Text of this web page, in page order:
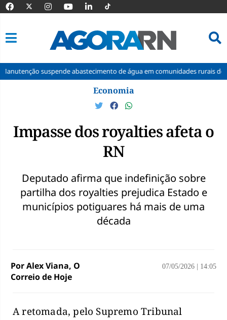
abastecimento de água em comunidades rurais de Macaíba
Economia
Impasse dos royalties afeta o
RN
Deputado afirma que indefinição sobre
partilha dos royalties prejudica Estado e
municípios potiguares há mais de uma
década
Por Alex Viana, O
Correio de Hoje
07/05/2026 14:05
A retomada, pelo Supremo Tribunal